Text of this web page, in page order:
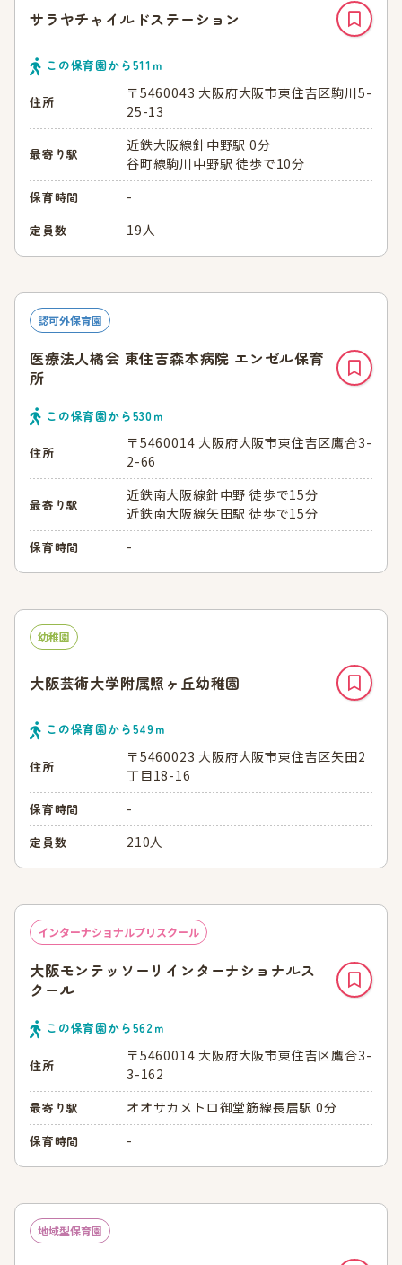
サラヤチャイルドステーション
この保育園から511 ｍ
住所
〒5460043 大阪府大阪市東住吉区駒川5-
25-13
最寄り駅
近鉄大阪線針中野駅 0分
谷町線駒川中野駅 徒歩で10分
保育時間 -
定員数 19人
認可外保育園
医療法人橘会 東住吉森本病院 エンゼル保育
所
この保育園から530ｍ
住所
〒5460014 大阪府大阪市東住吉区鷹合3-
2-66
最寄り駅
近鉄南大阪線針中野 徒歩で15分
近鉄南大阪線矢田駅 徒歩で15分
保育時間 -
幼稚園
大阪芸術大学附属照ヶ丘幼稚園
この保育園から549ｍ
住所
〒5460023 大阪府大阪市東住吉区矢田2
丁目18-16
保育時間 -
定員数 210人
インターナショナルプリスクール
大阪モンテッソーリインターナショナルス
クール
この保育園から562ｍ
住所
〒5460014 大阪府大阪市東住吉区鷹合3-
3-162
最寄り駅 オオサカメトロ御堂筋線長居駅 0分
保育時間 -
地域型保育園